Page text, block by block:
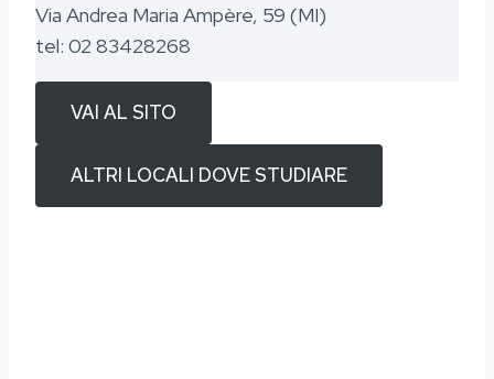
Via Andrea Maria Ampère, 59 (MI)
tel: 02 83428268
VAI AL SITO
ALTRI LOCALI DOVE STUDIARE